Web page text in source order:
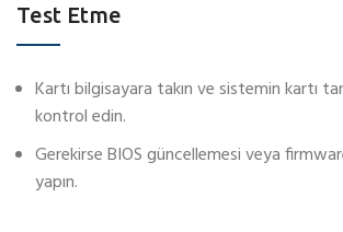
Test Etme
Kartı bilgisayara takın ve sistemin kartı
kontrol edin.
Gerekirse BIOS güncellemesi veya
yapın.